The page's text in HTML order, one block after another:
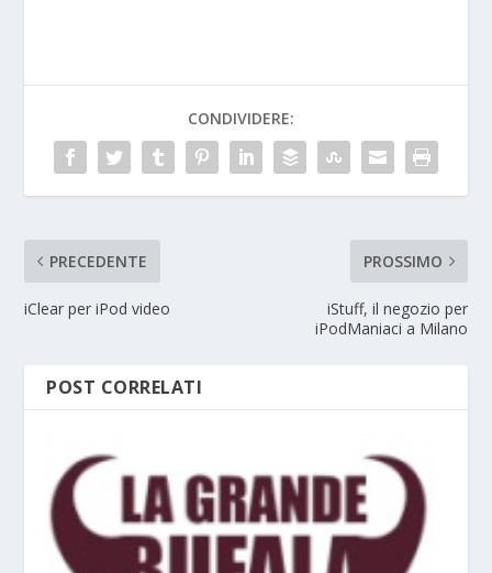
CONDIVIDERE:
PRECEDENTE
iClear per iPod video
PROSSIMO
iStuff, il negozio per
iPodManiaci a Milano
POST CORRELATI